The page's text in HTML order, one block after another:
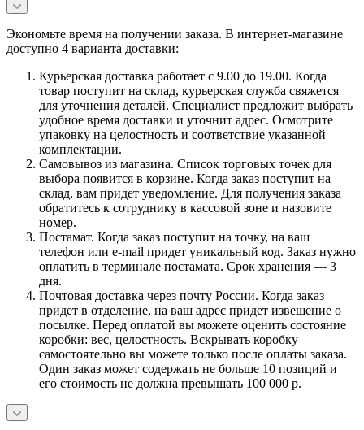
Экономьте время на получении заказа. В интернет-магазине
доступно 4 варианта доставки:
Курьерская доставка работает с 9.00 до 19.00. Когда
товар поступит на склад, курьерская служба свяжется
для уточнения деталей. Специалист предложит выбрать
удобное время доставки и уточнит адрес. Осмотрите
упаковку на целостность и соответствие указанной
комплектации.
Самовывоз из магазина. Список торговых точек для
выбора появится в корзине. Когда заказ поступит на
склад, вам придет уведомление. Для получения заказа
обратитесь к сотруднику в кассовой зоне и назовите
номер.
Постамат. Когда заказ поступит на точку, на ваш
телефон или e-mail придет уникальный код. Заказ нужно
оплатить в терминале постамата. Срок хранения — 3
дня.
Почтовая доставка через почту России. Когда заказ
придет в отделение, на ваш адрес придет извещение о
посылке. Перед оплатой вы можете оценить состояние
коробки: вес, целостность. Вскрывать коробку
самостоятельно вы можете только после оплаты заказа.
Один заказ может содержать не больше 10 позиций и
его стоимость не должна превышать 100 000 р.